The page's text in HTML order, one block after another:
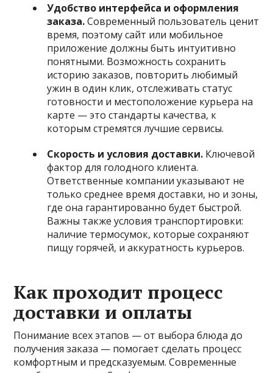
Удобство интерфейса и оформления
заказа.Современный пользователь ценит
время, поэтому сайт или мобильное
приложение должны быть интуитивно
понятными. Возможность сохранить
историю заказов, повторить любимый
ужин в один клик, отслеживать статус
готовности и местоположение курьера на
карте — это стандарты качества, к
которым стремятся лучшие сервисы.
Скорость и условия доставки. Ключевой
фактор для голодного клиента.
Ответственные компании указывают не
только среднее время доставки, но и зоны,
где она гарантированно будет быстрой.
Важны также условия транспортировки:
наличие термосумок, которые сохраняют
пищу горячей, и аккуратность курьеров.
Как проходит процесс
доставки и оплаты
Понимание всех этапов — от выбора блюда до
получения заказа — помогает сделать процесс
комфортным и предсказуемым. Современные